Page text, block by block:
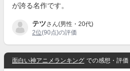
が誇る名作です。
テツさん(男性・20代)
2位(90点)の評価
面白い神アニメランキング での感想・評価